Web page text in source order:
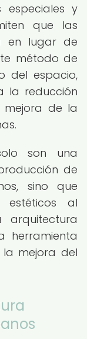
y
que las
en lugar de
método de
del espacio,
la reducción
de la
son una
de
sino que
estéticos al
herramienta
mejora del